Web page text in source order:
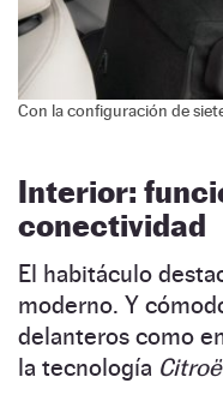
Con la configuración de
Interior:
conectividad
El habitáculo
moderno. Y
delanteros como
la tecnología